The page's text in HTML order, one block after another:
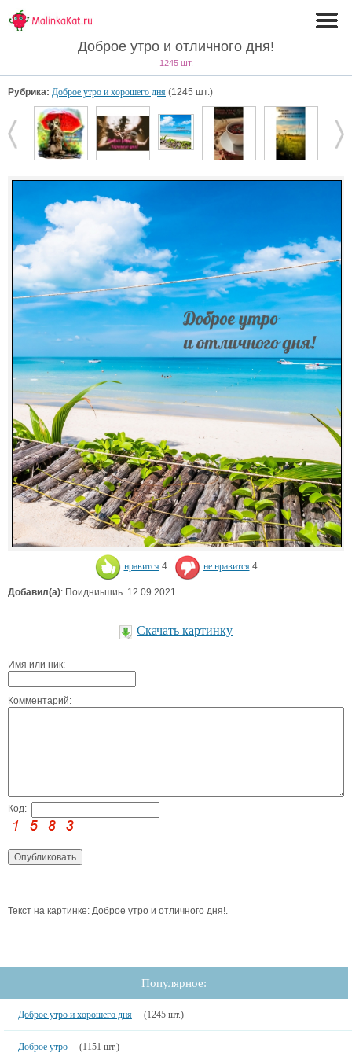
Доброе утро и отличного дня!
1245 шт.
Рубрика: Доброе утро и хорошего дня (1245 шт.)
нравится 4 не нравится 4
Добавил(а): Поидниьшиь. 12.09.2021
Скачать картинку
Имя или ник:
Комментарий:
Код:
Текст на картинке: Доброе утро и отличного дня!.
Популярное:
Доброе утро и хорошего дня (1245 шт.)
Доброе утро (1151 шт.)